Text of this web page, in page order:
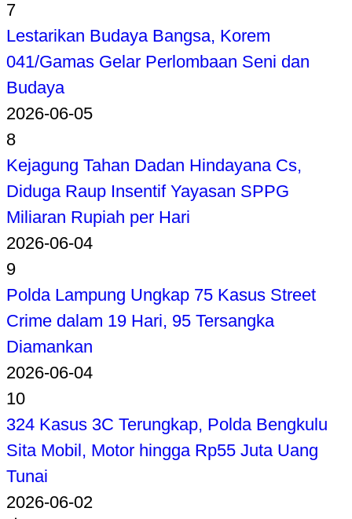
7
Lestarikan Budaya Bangsa, Korem
041/Gamas Gelar Perlombaan Seni dan
Budaya
2026-06-05
8
Kejagung Tahan Dadan Hindayana Cs,
Diduga Raup Insentif Yayasan SPPG
Miliaran Rupiah per Hari
2026-06-04
9
Polda Lampung Ungkap 75 Kasus Street
Crime dalam 19 Hari, 95 Tersangka
Diamankan
2026-06-04
10
324 Kasus 3C Terungkap, Polda Bengkulu
Sita Mobil, Motor hingga Rp55 Juta Uang
Tunai
2026-06-02